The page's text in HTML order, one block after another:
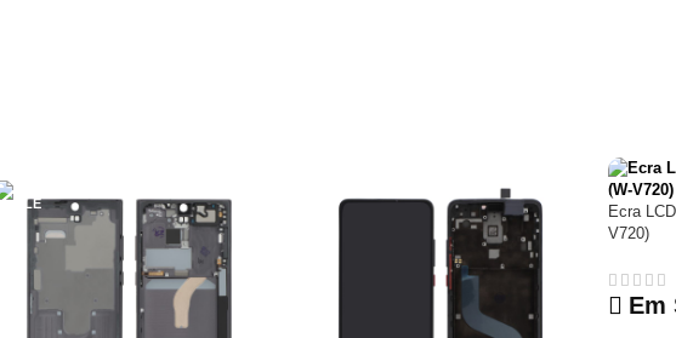
Ecra
V720)
Em